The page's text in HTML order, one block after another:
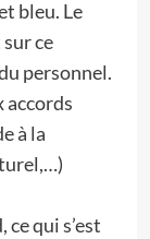
bleu. Le
ce
personnel.
accords
à la
qui s’est